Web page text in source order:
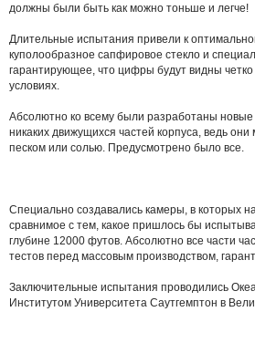
должны были быть как можно тоньше и легче!
Длительные испытания привели к
куполообразное сапфировое стекло и
гарантирующее, что цифры будут видны четко
условиях.
Абсолютно ко всему были разработаны
никаких движущихся частей корпуса, ведь они
песком или солью. Предусмотрено было все.
Специально создавались камеры, в которых
сравнимое с тем, какое пришлось бы
глубине 12000 футов. Абсолютно все части
тестов перед массовым производством,
Заключительные испытания проводились
Институтом Университета Саутгемптон в